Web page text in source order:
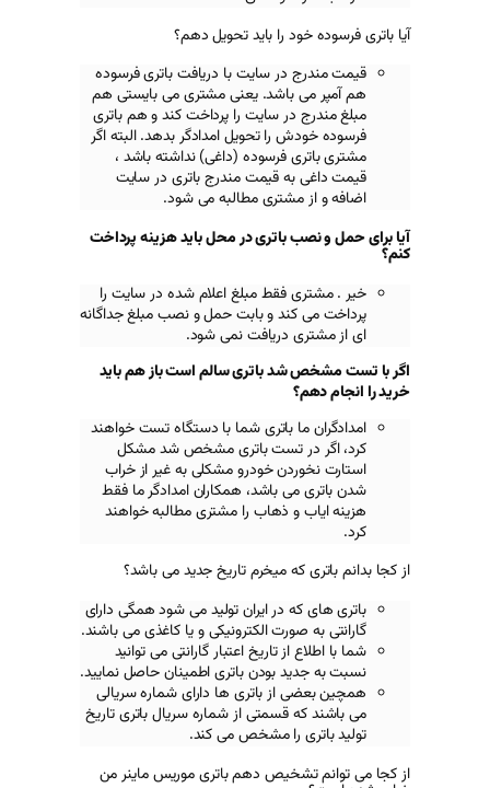
را باید تحویل دهم؟
سایت با دریافت باتری فرسوده
باشد. یعنی مشتری می بایستی هم
سایت را پرداخت کند و هم باتری
را تحویل امدادگر بدهد. البته اگر
فرسوده (داغی) نداشته باشد ،
قیمت مندرج باتری در سایت
مطالبه می شود.
باتری در محل باید هزینه پرداخت
فقط مبلغ اعلام شده در سایت را
و بابت حمل و نصب مبلغ جداگانه
باتری سالم است باز هم باید
باتری شما با دستگاه تست خواهند
تست باتری مشخص شد مشکل
خودرو مشکلی به غیر از خراب
باشد، همکاران امدادگر ما فقط
ذهاب را مشتری مطالبه خواهند
میخرم تاریخ جدید می باشد؟
در ایران تولید می شود همگی دارای
الکترونیکی و یا کاغذی می باشند.
تاریخ اعتبار گارانتی می توانید
بودن باتری اطمینان حاصل نمایید.
باتری ها دارای شماره سریالی
قسمتی از شماره سریال باتری تاریخ
دهم باتری موریس ماینر من